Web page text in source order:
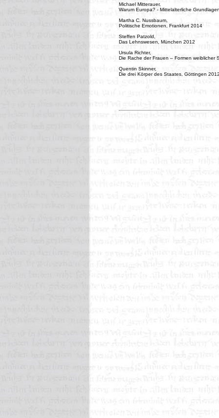
Michael Mitterauer,
Warum Europa? - Mittelalterliche
Martha C. Nussbaum,
Politische Emotionen, Frankfurt 2014
Steffen Patzold,
Das Lehnswesen, München 2012
Ursula Richter,
Die Rache der Frauen – Formen
Quentin Skinner,
Die drei Körper des Staates, Göttingen